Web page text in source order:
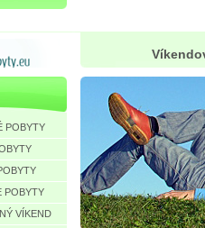
POBYTY
POBYTY
VÍKEND